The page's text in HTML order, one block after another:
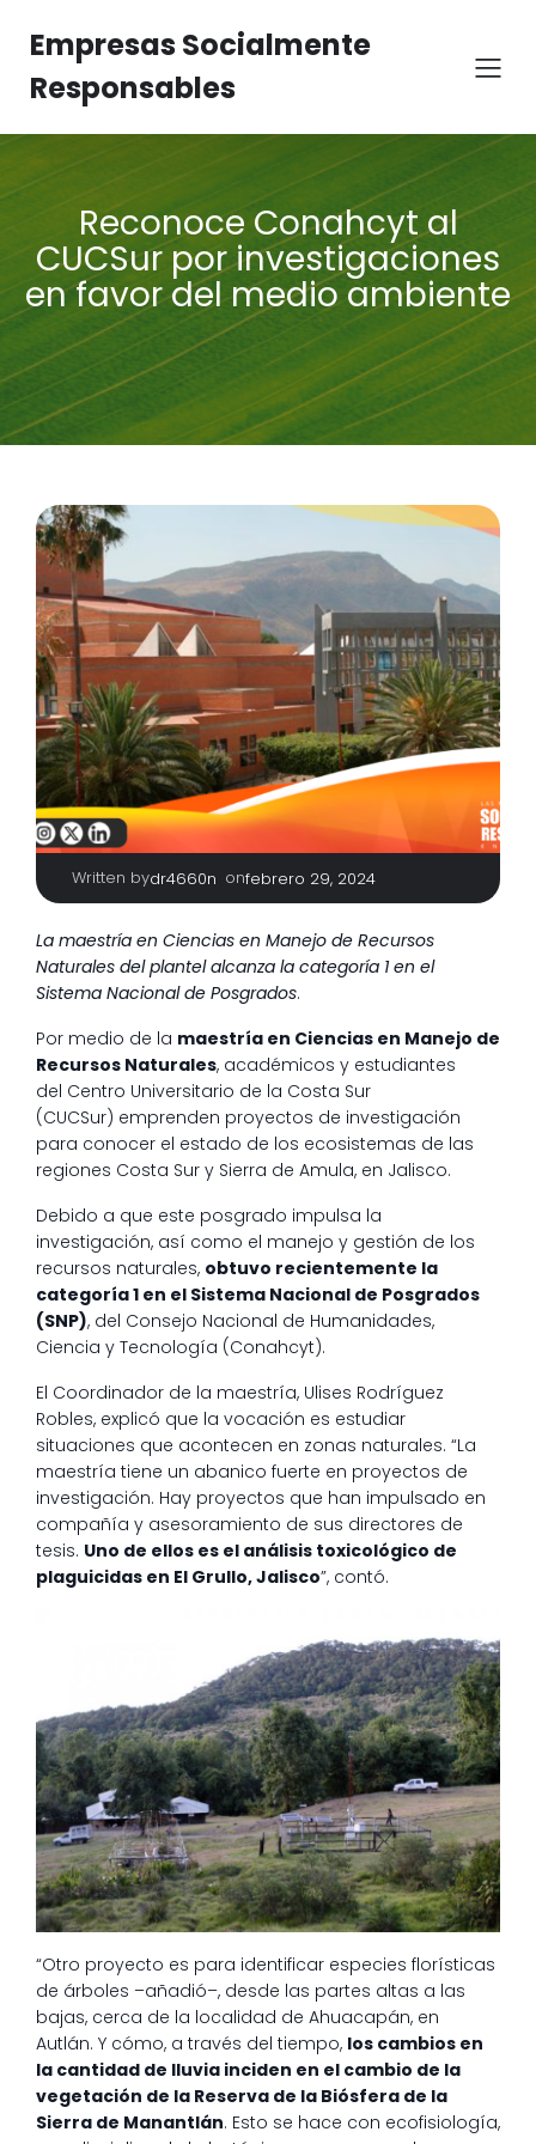
Empresas Socialmente
Responsables
Reconoce Conahcyt al
CUCSur por investigaciones
en favor del medio ambiente
Written bydr4660n onfebrero 29, 2024
La maestría en Ciencias en Manejo de Recursos
Naturales del plantel alcanza la categoría 1 en el
Sistema Nacional de Posgrados.
Por medio de la maestría en Ciencias en Manejo de
Recursos Naturales, académicos y estudiantes
del Centro Universitario de la Costa Sur
(CUCSur) emprenden proyectos de investigación
para conocer el estado de los ecosistemas de las
regiones Costa Sur y Sierra de Amula, en Jalisco.
Debido a que este posgrado impulsa la
investigación, así como el manejo y gestión de los
recursos naturales, obtuvo recientemente la
categoría 1 en el Sistema Nacional de Posgrados
(SNP), del Consejo Nacional de Humanidades,
Ciencia y Tecnología (Conahcyt).
El Coordinador de la maestría, Ulises Rodríguez
Robles, explicó que la vocación es estudiar
situaciones que acontecen en zonas naturales. “La
maestría tiene un abanico fuerte en proyectos de
investigación. Hay proyectos que han impulsado en
compañía y asesoramiento de sus directores de
tesis. Uno de ellos es el análisis toxicológico de
plaguicidas en El Grullo, Jalisco”, contó.
“Otro proyecto es para identificar especies florísticas
de árboles –añadió–, desde las partes altas a las
bajas, cerca de la localidad de Ahuacapán, en
Autlán. Y cómo, a través del tiempo, los cambios en
la cantidad de lluvia inciden en el cambio de la
vegetación de la Reserva de la Biósfera de la
Sierra de Manantlán. Esto se hace con ecofisiología,